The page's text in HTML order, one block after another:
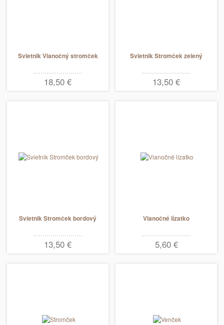
Svietnik Vianočný stromček
18,50 €
Svietnik Stromček zelený
13,50 €
Svietnik Stromček bordový
13,50 €
Vianočné lízatko
5,60 €